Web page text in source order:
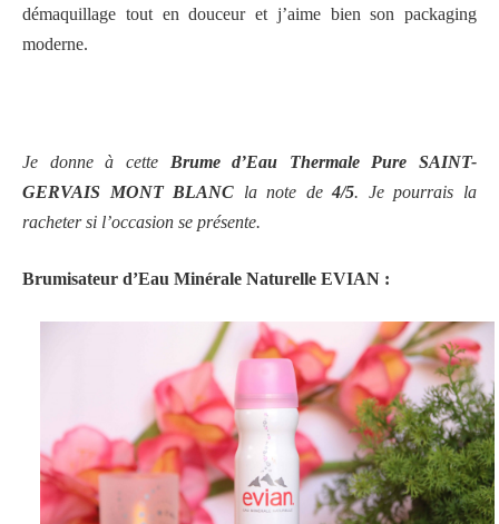
démaquillage tout en douceur et j’aime bien son packaging
moderne.
Je donne à cette Brume d’Eau Thermale Pure SAINT-
GERVAIS MONT BLANC la note de4/5. Je pourrais la
racheter si l’occasion se présente.
Brumisateur d’Eau Minérale Naturelle EVIAN :